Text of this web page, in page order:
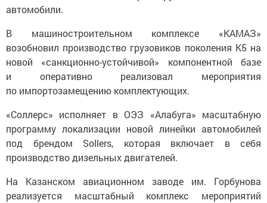
автомобили.
В машиностроительном комплексе «КАМАЗ»
возобновил производство грузовиков поколения К5 на
новой «санкционно-устойчивой» компонентной базе
и оперативно реализовал мероприятия
по импортозамещению комплектующих.
«Соллерс» исполняет в ОЭЗ «Алабуга» масштабную
программу локализации новой линейки автомобилей
под брендом Sollers, которая включает в себя
производство дизельных двигателей.
На Казанском авиационном заводе им. Горбунова
реализуется масштабный комплекс мероприятий